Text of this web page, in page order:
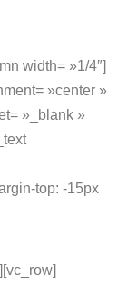
width= »1/4″]
»center »
»_blank »
top: -15px